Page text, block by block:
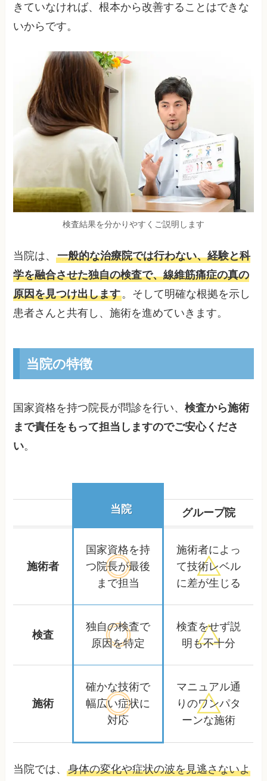
きていなければ、根本から改善することはできな
いからです。
検査結果を分かりやすくご説明します
当院は、一般的な治療院では行わない、経験と科
学を融合させた独自の検査で、線維筋痛症の真の
原因を見つけ出します。そして明確な根拠を示し
患者さんと共有し、施術を進めていきます。
当院の特徴
国家資格を持つ院長が問診を行い、検査から施術
まで責任をもって担当しますのでご安心くださ
い。
当院 グループ院
施術者
国家資格を持
つ院長が最後
まで担当
施術者によっ
て技術レベル
に差が生じる
検査
独自の検査で
原因を特定
検査をせず説
明も不十分
施術
確かな技術で
幅広い症状に
対応
マニュアル通
りのワンパタ
ーンな施術
当院では、身体の変化や症状の波を見逃さないよ